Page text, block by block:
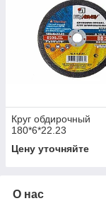
Круг обдирочный
180*6*22.23
Цену уточняйте
О нас